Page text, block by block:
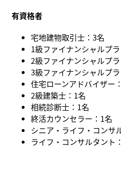
有資格者
宅地建物取引士：3名
1級ファイナンシャルプ
2級ファイナンシャルプ
3級ファイナンシャルプ
住宅ローンアドバイザー
2級建築士：1名
相続診断士：1名
終活カウンセラー：1名
シニア・ライフ・コンサ
ライフ・コンサルタント